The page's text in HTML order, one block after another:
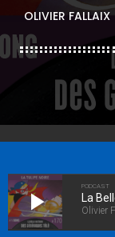
OLIVIER FALLAIX
play_arrow
PODCAST
La
Olivier